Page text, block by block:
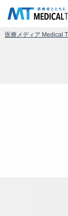
医療メディア Medical